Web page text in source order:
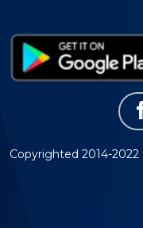
Copyrighted 2014-